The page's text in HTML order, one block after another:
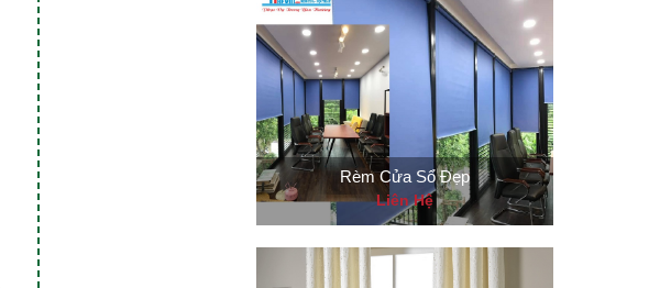
Rèm Cửa Sổ Đẹp
Liên Hệ